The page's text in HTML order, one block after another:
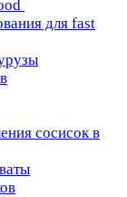
для fast
сосисок в